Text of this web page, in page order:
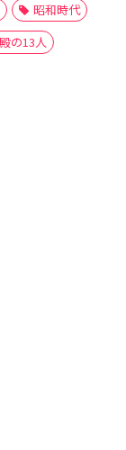
昭和時代
の13人